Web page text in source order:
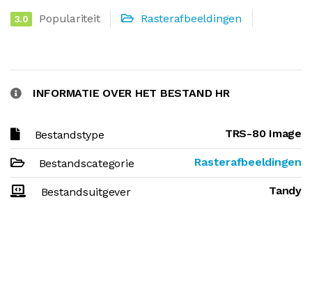
3.0 Populariteit Rasterafbeeldingen
INFORMATIE OVER HET BESTAND HR
Bestandstype TRS-80 Image
Bestandscategorie Rasterafbeeldingen
Bestandsuitgever Tandy